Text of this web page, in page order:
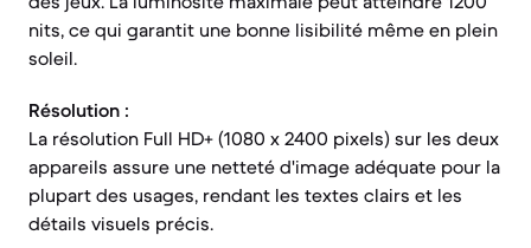
nits, ce qui garantit une bonne lisibilité même en plein
soleil.
Résolution :
La résolution Full HD+ (1080 x 2400 pixels) sur les deux
appareils assure une netteté d'image adéquate pour la
plupart des usages, rendant les textes clairs et les
détails visuels précis.